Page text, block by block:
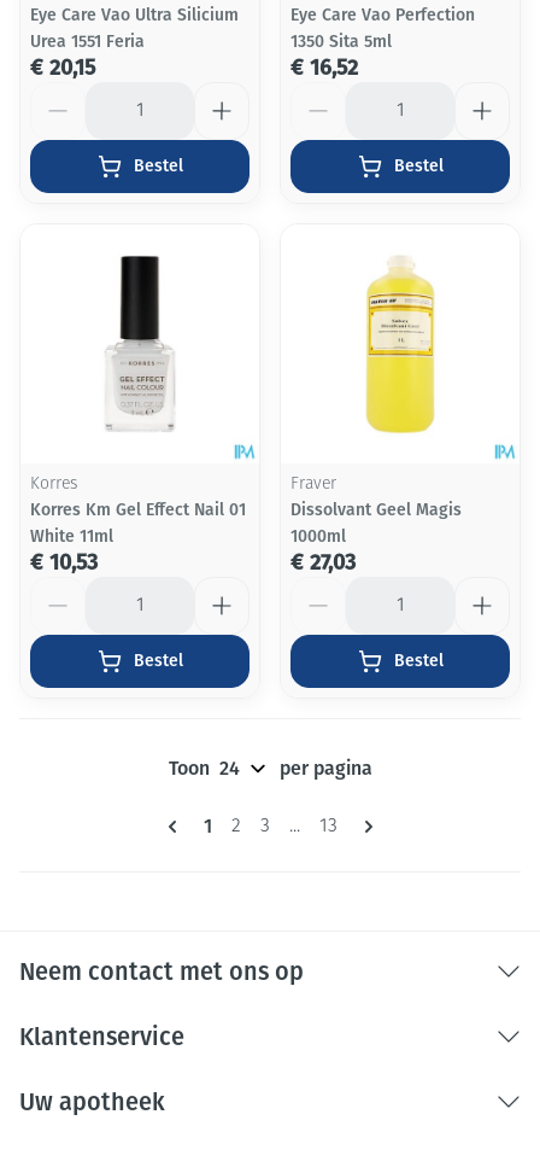
Eye Care Vao Ultra Silicium
Urea 1551 Feria
€ 20,15
Bestel
Eye Care Vao Perfection
1350 Sita 5ml
€ 16,52
Bestel
Korres
Korres Km Gel Effect Nail 01
White 11ml
€ 10,53
Bestel
Fraver
Dissolvant Geel Magis
1000ml
€ 27,03
Bestel
Pagina's
U lees momenteel pagina
1 Pagina
2 Pagina
3 ... Pagina
13
Toon per pagina
Neem contact met ons op
Klantenservice
Uw apotheek